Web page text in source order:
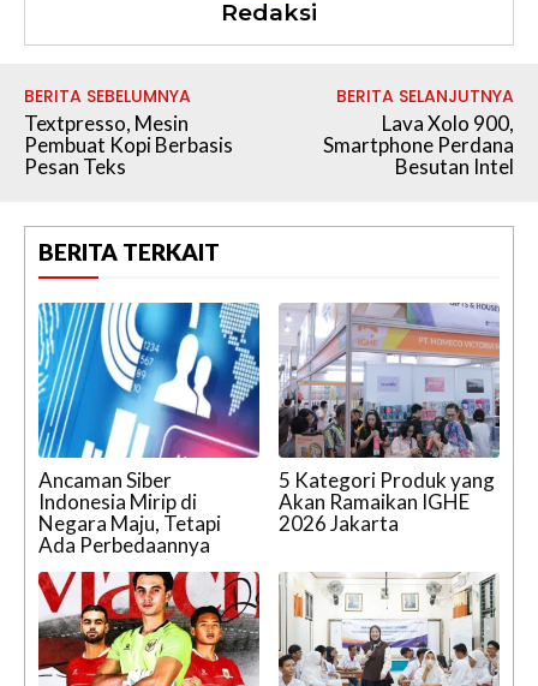
Redaksi
BERITA SEBELUMNYA
Textpresso, Mesin
Pembuat Kopi Berbasis
Pesan Teks
BERITA SELANJUTNYA
Lava Xolo 900,
Smartphone Perdana
Besutan Intel
BERITA TERKAIT
Ancaman Siber
Indonesia Mirip di
Negara Maju, Tetapi
Ada Perbedaannya
5 Kategori Produk yang
Akan Ramaikan IGHE
2026 Jakarta